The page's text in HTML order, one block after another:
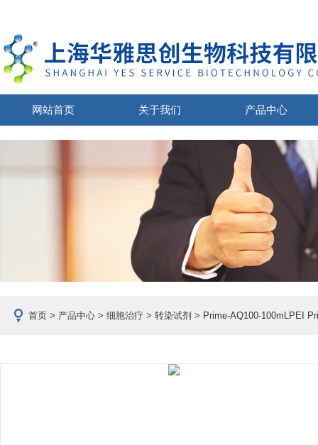
网站首页 关于我们 产品中心
首页 > 产品中心 > 细胞治疗 > 转染试剂 > Prime-AQ100-100mLPEI